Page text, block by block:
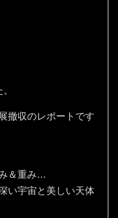
撤収のレポートです
＆重み…
い宇宙と美しい天体